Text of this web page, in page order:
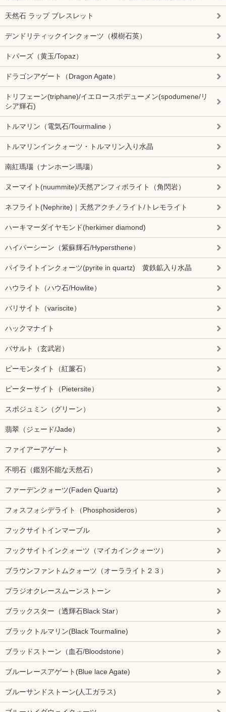
天然石 ラップ ブレスレット
デンドリティックインクォーツ（模樹石英）
トパーズ（黄玉/Topaz）
ドラゴンアゲート（Dragon Agate）
トリフェーン(triphane)/イエロースポデューメン(spodumene/リ
シア輝石)
トルマリン（電気石/Tourmaline ）
トルマリンインクォーツ・トルマリン入り水晶
南紅瑪瑙（ナンホーン瑪瑙）
ヌーマイト(nuummite)/天然アンフィボライト（角閃岩）
ネフライト(Nephrite)｜天然アクチノライト/トレモライト
ハーキマーダイヤモンド(herkimer diamond)
ハイパーシーン（紫蘇輝石/Hypersthene）
パイライトインクォーツ(pyrite in quartz) 黄鉄鉱入り水晶
ハウライト（ハウ石/Howlite）
バリサイト（variscite）
ハックマナイト
バサルト（玄武岩）
ピーモンタイト（紅簾石）
ピーターサイト（Pietersite）
スポジュミン（グリーン）
翡翠（ジェード/Jade）
ファイアーアゲート
不明石（鑑別不能な天然石）
ファーデンクォーツ(Faden Quartz)
フォスフォシデライト（Phosphosideros）
フックサイトインマーブル
フックサイトインクォーツ（マイカインクォーツ）
ブラウンファントムクォーツ（オーラライト２３）
プラジオクレースムーンストーン
ブラックスター（透輝石Black Star）
ブラックトルマリン(Black Tourmaline)
ブラッドストーン（血石/Bloodstone）
ブルーレースアゲート(Blue lace Agate)
ブルーサンドストーン(人工ガラス)